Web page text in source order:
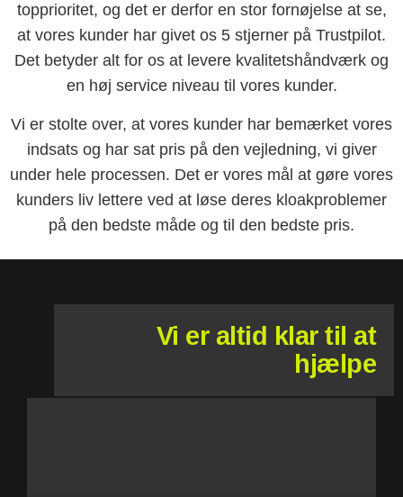
topprioritet, og det er derfor en stor fornøjelse at se,
at vores kunder har givet os 5 stjerner på Trustpilot.
Det betyder alt for os at levere kvalitetshåndværk og
en høj service niveau til vores kunder.
Vi er stolte over, at vores kunder har bemærket vores
indsats og har sat pris på den vejledning, vi giver
under hele processen. Det er vores mål at gøre vores
kunders liv lettere ved at løse deres kloakproblemer
på den bedste måde og til den bedste pris.
Vi er altid klar til at
hjælpe